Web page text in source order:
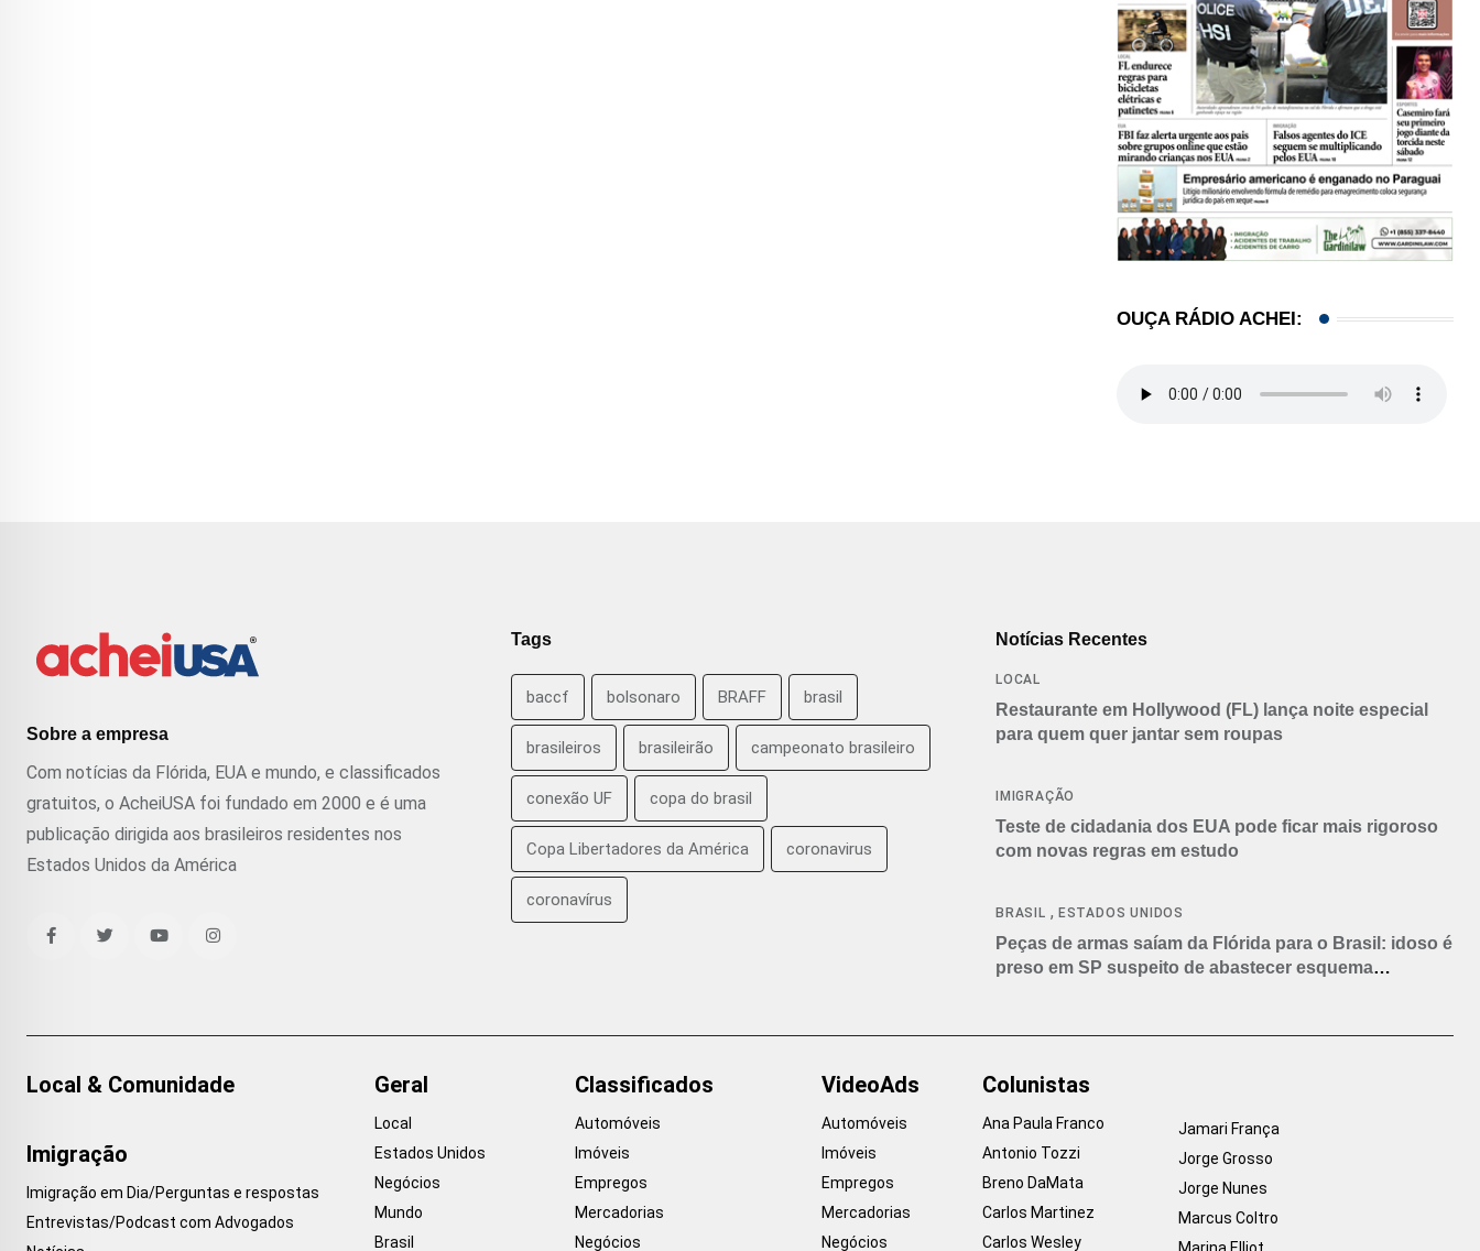
OUÇA RÁDIO ACHEI:
Sobre a empresa
Com notícias da Flórida, EUA e mundo, e classificados
gratuitos, o AcheiUSA foi fundado em 2000 e é uma
publicação dirigida aos brasileiros residentes nos
Estados Unidos da América
Tags
baccf bolsonaro BRAFF brasil
brasileiros brasileirão campeonato brasileiro
conexão UF copa do brasil
Copa Libertadores da América coronavirus
coronavírus
Notícias Recentes
LOCAL
Restaurante em Hollywood (FL) lança noite especial
para quem quer jantar sem roupas
IMIGRAÇÃO
Teste de cidadania dos EUA pode ficar mais rigoroso
com novas regras em estudo
BRASIL , ESTADOS UNIDOS
Peças de armas saíam da Flórida para o Brasil: idoso é
preso em SP suspeito de abastecer esquema
Local & Comunidade
Imigração
Imigração em Dia/Perguntas e respostas
Entrevistas/Podcast com Advogados
Geral
Local
Estados Unidos
Negócios
Mundo
Brasil
Classificados
Automóveis
Imóveis
Empregos
Mercadorias
Negócios
VideoAds
Automóveis
Imóveis
Empregos
Mercadorias
Negócios
Colunistas
Ana Paula Franco
Antonio Tozzi
Breno DaMata
Carlos Martinez
Carlos Wesley
Jamari França
Jorge Grosso
Jorge Nunes
Marcus Coltro